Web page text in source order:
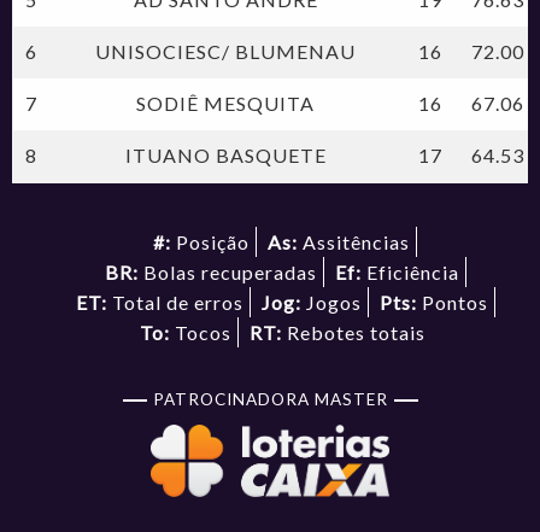
6 UNISOCIESC/ BLUMENAU 16 72.00
7 SODIÊ MESQUITA 16 67.06
8 ITUANO BASQUETE 17 64.53
#: Posição As: Assitências
BR: Bolas recuperadas Ef: Eficiência
ET: Total de erros Jog: Jogos Pts: Pontos
To: Tocos RT: Rebotes totais
PATROCINADORA MASTER